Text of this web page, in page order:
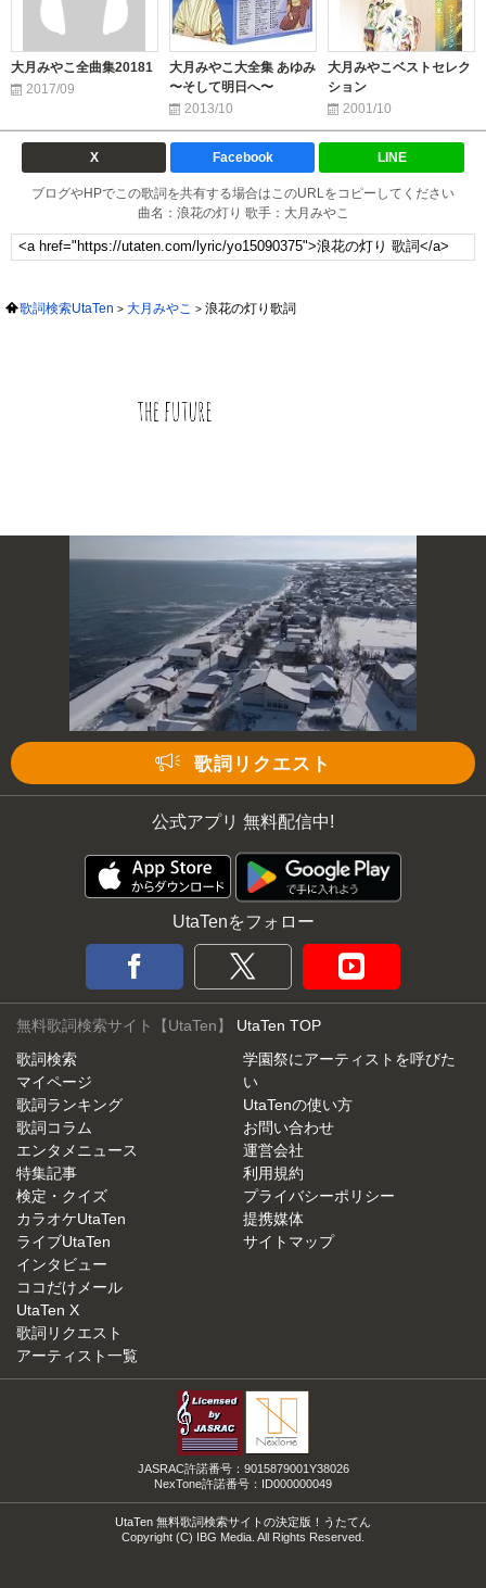
大月みやこ全曲集20181
2017/09
大月みやこ大全集 あゆみ
〜そして明日へ〜
2013/10
大月みやこベストセレク
ション
2001/10
X Facebook LINE
ブログやHPでこの歌詞を共有する場合はこのURLをコピーしてください
曲名：浪花の灯り 歌手：大月みやこ
歌詞検索UtaTen 大月みやこ 浪花の灯り歌詞
次の動画まで 3 キャンセル
歌詞リクエスト
公式アプリ 無料配信中!
UtaTenをフォロー
無料歌詞検索サイト【UtaTen】 UtaTen TOP
歌詞検索
マイページ
歌詞ランキング
歌詞コラム
エンタメニュース
特集記事
検定・クイズ
カラオケUtaTen
ライブUtaTen
インタビュー
ココだけメール
UtaTen X
歌詞リクエスト
アーティスト一覧
学園祭にアーティストを呼びた
い
UtaTenの使い方
お問い合わせ
運営会社
利用規約
プライバシーポリシー
提携媒体
サイトマップ
JASRAC許諾番号：9015879001Y38026
NexTone許諾番号：ID000000049
UtaTen 無料歌詞検索サイトの決定版！うたてん
Copyright (C) IBG Media. All Rights Reserved.